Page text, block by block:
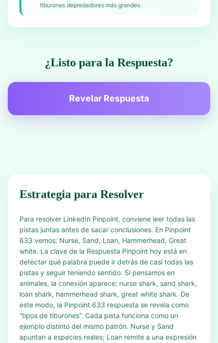
tiburones depredadores más grandes.
¿Listo para la Respuesta?
Revelar Respuesta
Estrategia para Resolver
Para resolver LinkedIn Pinpoint, conviene leer todas las
pistas juntas antes de sacar conclusiones. En Pinpoint
633 vemos: Nurse, Sand, Loan, Hammerhead, Great
white. La clave de la Respuesta Pinpoint hoy está en
detectar qué palabra puede ir detrás de casi todas las
pistas y seguir teniendo sentido. Si pensamos en
animales, la conexión aparece: nurse shark, sand shark,
loan shark, hammerhead shark, great white shark. De
este modo, la Pinpoint 633 respuesta se revela como
“tipos de tiburones”. Cada pista funciona como un
ejemplo distinto del mismo patrón. Nurse y Sand
apuntan a especies reales; Loan remite a una expresión